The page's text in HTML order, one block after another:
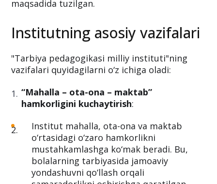
hamda pedagogik faoliyatni rivojlantirish
maqsadida tuzilgan.
Institutning asosiy vazifalari
"Tarbiya pedagogikasi milliy instituti"ning
vazifalari quyidagilarni o‘z ichiga oladi:
“Mahalla – ota-ona – maktab”
hamkorligini kuchaytirish:
Institut mahalla, ota-ona va maktab
o‘rtasidagi o‘zaro hamkorlikni